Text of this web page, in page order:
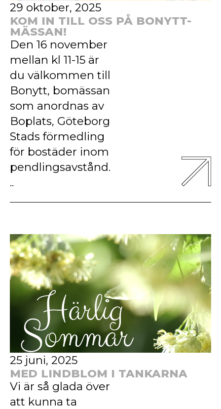
29 oktober, 2025
KOM IN TILL OSS PÅ BONYTT-
MÄSSAN!
Den 16 november
mellan kl 11-15 är
du välkommen till
Bonytt, bomässan
som anordnas av
Boplats, Göteborg
Stads förmedling
för bostäder inom
pendlingsavstånd.
..
25 juni, 2025
MED LINDBLOM I TANKARNA
Vi är så glada över
att kunna ta